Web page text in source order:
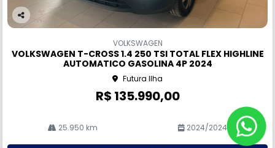
Co
rtil
VOLKSWAGEN
VOLKSWAGEN T-CROSS 1.4 250 TSI TOTAL FLEX HIGHLINE
AUTOMATICO GASOLINA 4P 2024
Futura Ilha
R$ 135.990,00
25.950 km 2024/2024